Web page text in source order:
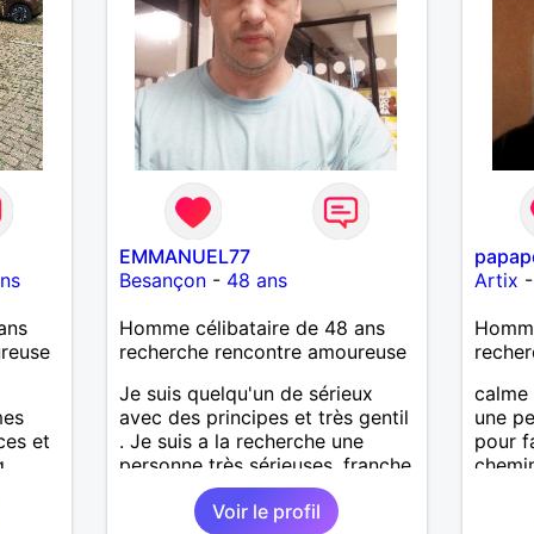
peur
Mon
CEP
sais
moins
et
EMMANUEL77
Besançon- 48 ans
Homme célibataire de 48 ans
recherche rencontre amoureuse
Je suis quelqu'un de sérieux
avec des principes et très gentil
. Je suis a la recherche une
personne très sérieuses ,franche
et honnête les critères les plus
importants, voir accepter une
Voir le profil
Artix -
calme
une
pour